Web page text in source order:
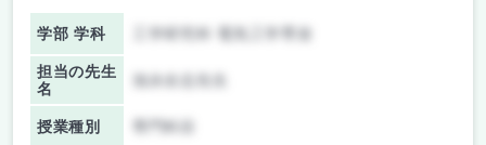
学部 学科
担当の先生
名
授業種別